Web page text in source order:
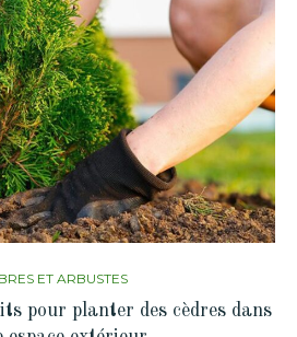
ET ARBUSTES
pour planter des cèdres dans